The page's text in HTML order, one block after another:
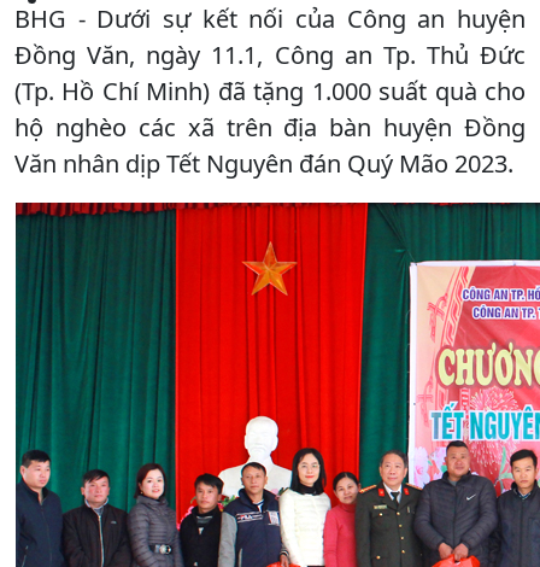
BHG - Dưới sự kết nối của Công an huyện
Đồng Văn, ngày 11.1, Công an Tp. Thủ Đức
(Tp. Hồ Chí Minh) đã tặng 1.000 suất quà cho
hộ nghèo các xã trên địa bàn huyện Đồng
Văn nhân dịp Tết Nguyên đán Quý Mão 2023.